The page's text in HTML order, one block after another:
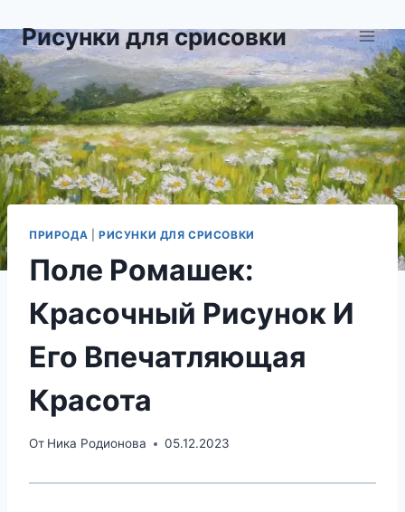
к
содержимому
Рисунки для срисовки
ПРИРОДА РИСУНКИ ДЛЯ СРИСОВКИ
Поле Ромашек:
Красочный Рисунок И
Его Впечатляющая
Красота
От Ника Родионова 05.12.2023